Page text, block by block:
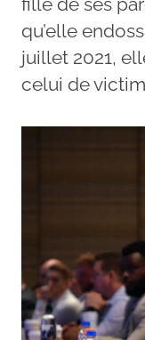
qu’elle
juillet 2021,
celui de